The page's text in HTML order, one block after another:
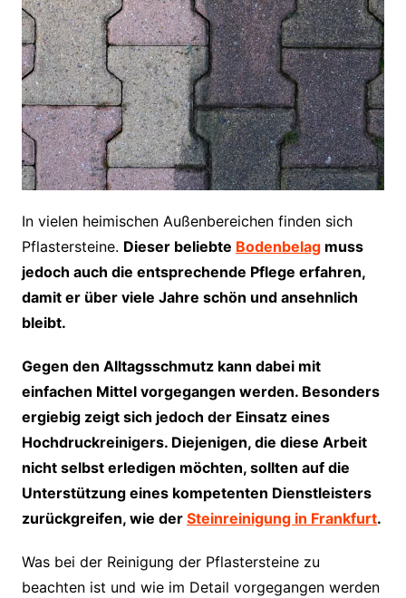
In vielen heimischen Außenbereichen finden sich
Pflastersteine. Dieser beliebte Bodenbelagmuss
jedoch auch die entsprechende Pflege erfahren,
damit er über viele Jahre schön und ansehnlich
bleibt.
Gegen den Alltagsschmutz kann dabei mit
einfachen Mittel vorgegangen werden. Besonders
ergiebig zeigt sich jedoch der Einsatz eines
Hochdruckreinigers. Diejenigen, die diese Arbeit
nicht selbst erledigen möchten, sollten auf die
Unterstützung eines kompetenten Dienstleisters
zurückgreifen, wie der Steinreinigung in Frankfurt.
Was bei der Reinigung der Pflastersteine zu
beachten ist und wie im Detail vorgegangen werden